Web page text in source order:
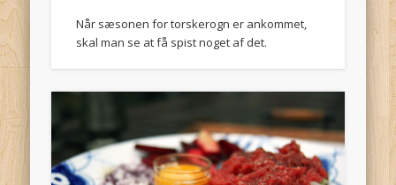
Når sæsonen for torskerogn er ankommet,
skal man se at få spist noget af det.